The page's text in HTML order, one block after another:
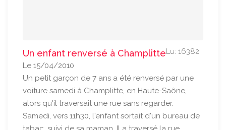
Un enfant renversé à ChamplitteLu: 16382
Le 15/04/2010
Un petit garçon de 7 ans a été renversé par une
voiture samedi à Champlitte, en Haute-Saône,
alors qu'il traversait une rue sans regarder.
Samedi, vers 11h30, l'enfant sortait d'un bureau de